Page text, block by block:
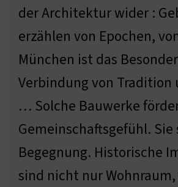
der Architektur wider :
erzählen von Epochen,
München ist das
Verbindung von Tradition
… Solche Bauwerke
Gemeinschaftsgefühl.
Begegnung. Historische
sind nicht nur